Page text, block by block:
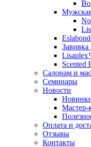
Завивка
Scented
Салонам и
Семинары
Новости
Мастер-
Оплата и
Отзывы
Контакты